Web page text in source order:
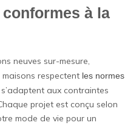
à la
neuves sur-mesure,
respectent les normes
aux contraintes
projet est conçu selon
mode de vie pour un